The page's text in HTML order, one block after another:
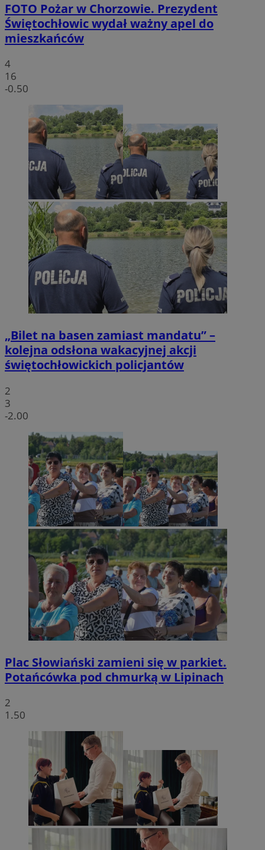
FOTO Pożar w Chorzowie. Prezydent
Świętochłowic wydał ważny apel do
mieszkańców
4
16
-0.50
„Bilet na basen zamiast mandatu” –
kolejna odsłona wakacyjnej akcji
świętochłowickich policjantów
2
3
-2.00
Plac Słowiański zamieni się w parkiet.
Potańcówka pod chmurką w Lipinach
2
1.50